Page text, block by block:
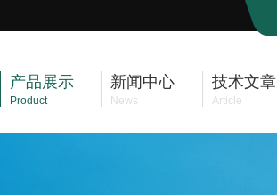
产品展示
Product
新闻中心
News
技术文章
Article